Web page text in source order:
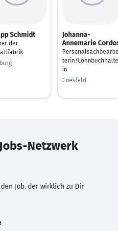
Schmidt
der
Johanna-
Annemarie
terin/
in
Coesfeld
Netzwerk
Job, der wirklich zu Dir